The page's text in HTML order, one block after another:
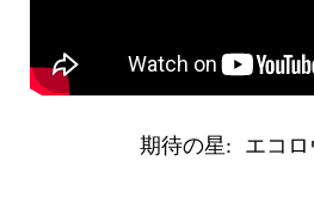
期待の星: エコロ